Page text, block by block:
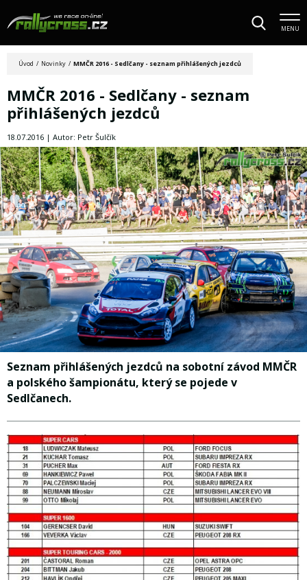
MENU
Úvod / Novinky / MMČR 2016 - Sedlčany - seznam přihlášených jezdců
MMČR 2016 - Sedlčany - seznam
přihlášených jezdců
18.07.2016 | Autor: Petr Šulčík
Seznam přihlášených jezdců na sobotní závod MMČR
a polského šampionátu, který se pojede v
Sedlčanech.